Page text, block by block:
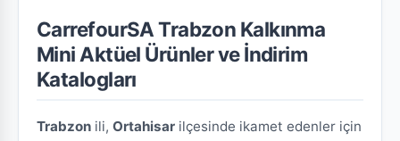
CarrefourSA Trabzon Kalkınma
Mini Aktüel Ürünler ve İndirim
Katalogları
Trabzon ili, Ortahisar ilçesinde ikamet edenler için